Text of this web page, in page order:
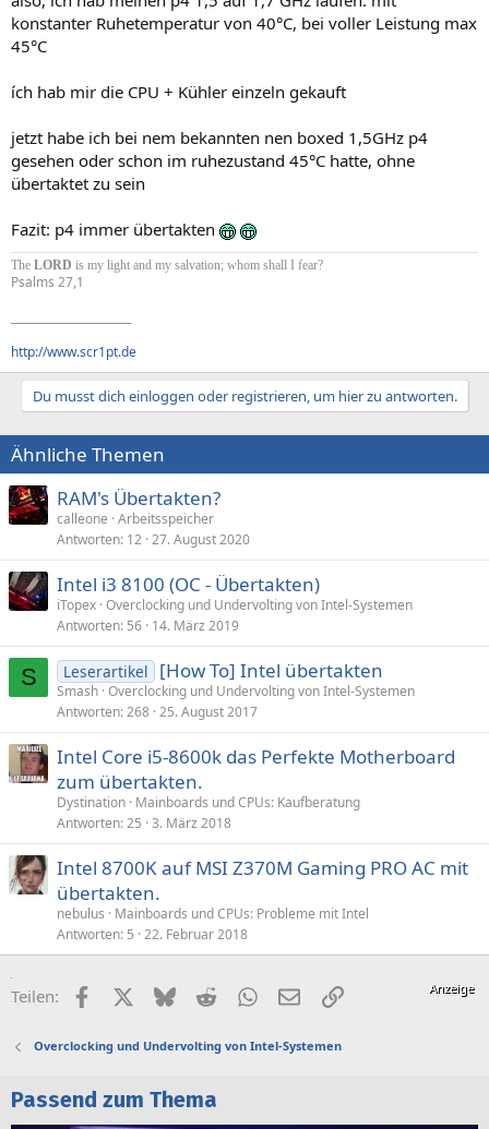
konstanter Ruhetemperatur von 40°C, bei voller Leistung max
45°C
ích hab mir die CPU + Kühler einzeln gekauft
jetzt habe ich bei nem bekannten nen boxed 1,5GHz p4
gesehen oder schon im ruhezustand 45°C hatte, ohne
übertaktet zu sein
Fazit: p4 immer übertakten
The LORD is my light and my salvation; whom shall I fear?
Psalms 27,1
http://www.scr1pt.de
Du musst dich einloggen oder registrieren, um hier zu antworten.
Ähnliche Themen
RAM's Übertakten?
calleone Arbeitsspeicher
Antworten 12 27. August 2020
Intel i3 8100 (OC - Übertakten)
iTopex Overclocking und Undervolting von Intel-Systemen
Antworten 56 14. März 2019
S Leserartikel [How To] Intel übertakten
Smash Overclocking und Undervolting von Intel-Systemen
Antworten 268 25. August 2017
Intel Core i5-8600k das Perfekte Motherboard
zum übertakten.
Dystination Mainboards und CPUs: Kaufberatung
Antworten 25 3. März 2018
Intel 8700K auf MSI Z370M Gaming PRO AC mit
übertakten.
nebulus
Mainboards und CPUs: Probleme mit Intel
Antworten 5 22. Februar 2018
Teilen: FacebookX (Twitter)
BlueskyRedditWhatsApp
E-MailLink
Overclocking und Undervolting von Intel-Systemen
Passend zum Thema